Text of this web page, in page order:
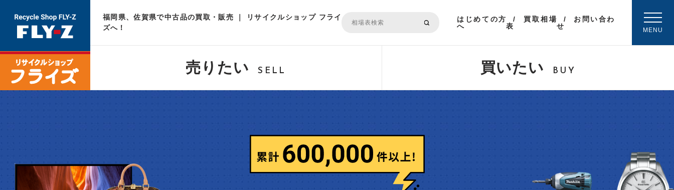
福岡県、佐賀県で中古品の買取・販売 ｜ リサイクルショップ フライ
ズへ！
はじめての方
へ
買取相場
表
お問い合わ
せ
MENU
売りたい SELL 買いたい BUY